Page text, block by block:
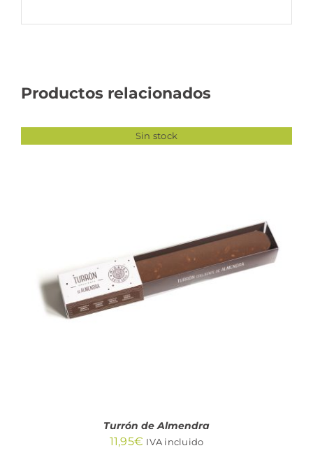
Productos relacionados
Sin stock
DETALLES
Turrón de Almendra
11,95€ IVA incluido